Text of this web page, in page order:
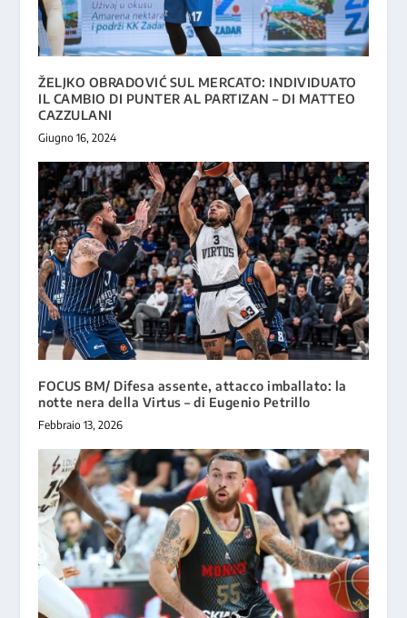
ŽELJKO OBRADOVIĆ SUL MERCATO: INDIVIDUATO
IL CAMBIO DI PUNTER AL PARTIZAN – DI MATTEO
CAZZULANI
Giugno 16, 2024
FOCUS BM/ Difesa assente, attacco imballato: la
notte nera della Virtus – di Eugenio Petrillo
Febbraio 13, 2026